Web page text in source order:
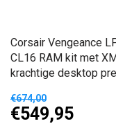
Corsair Vengeance
CL16 RAM kit met
krachtige desktop
€674,00
€549,95